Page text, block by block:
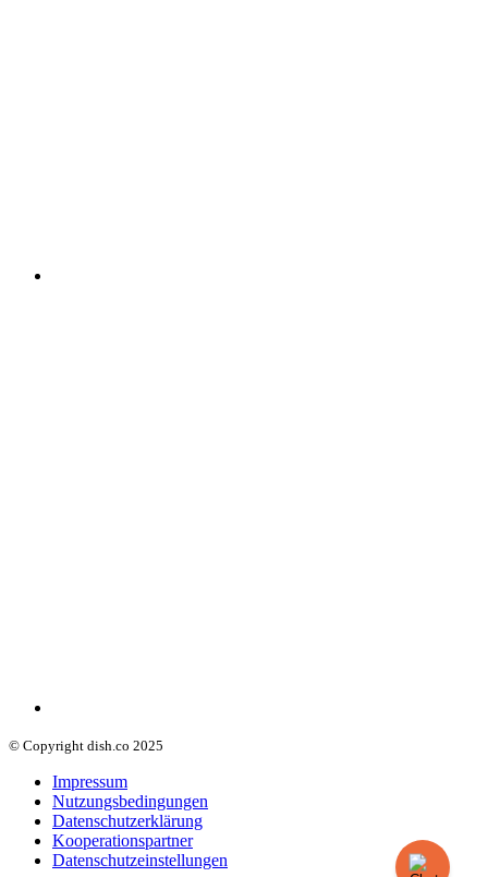
© Copyright dish.co 2025
Impressum
Nutzungsbedingungen
Datenschutzerklärung
Kooperationspartner
Datenschutzeinstellungen